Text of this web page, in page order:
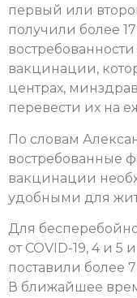
первый или
получили более
вакцинации,
центрах,
перевести их на
По словам
востребованные
вакцинации
удобными для
Для
от COVID-19, 4 и 5
поставили более
В ближайшее